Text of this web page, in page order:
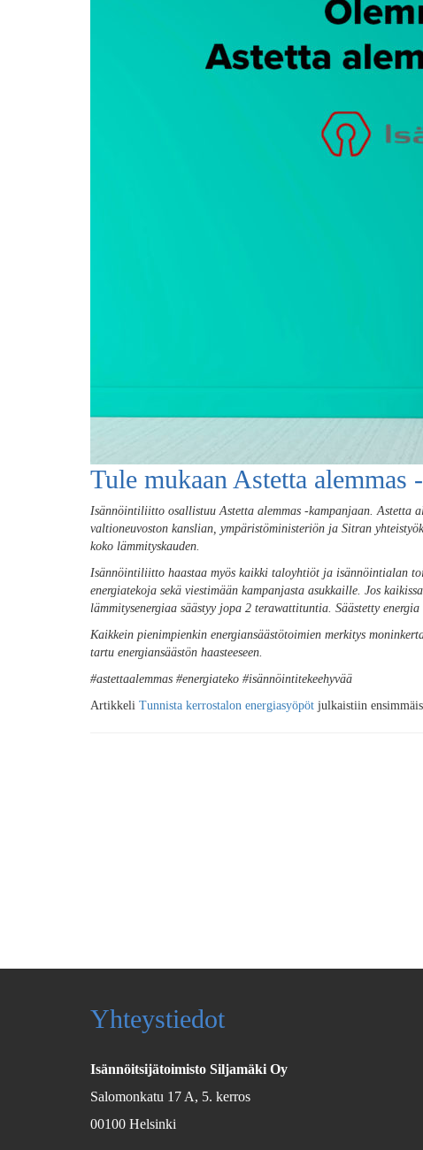
Tule mukaan Astetta alemmas
Isännöintiliitto osallistuu Astetta alemmas -kampanjaan.Astetta
valtioneuvoston kanslian, ympäristöministeriön ja Sitran
koko lämmityskauden.
Isännöintiliitto haastaa myös kaikki taloyhtiöt ja isännöintialan
energiatekoja sekä viestimään kampanjasta asukkaille. Jos
lämmitysenergiaa säästyy jopa 2 terawattituntia. Säästetty
Kaikkein pienimpienkin energiansäästötoimien merkitys
tartu energiansäästön haasteeseen.
#astettaalemmas #energiateko #isännöintitekeehyvää
Artikkeli Tunnista kerrostalon energiasyöpöt julkaistiin
Yhteystiedot
Isännöitsijätoimisto Siljamäki Oy
Salomonkatu 17 A, 5. kerros
00100 Helsinki